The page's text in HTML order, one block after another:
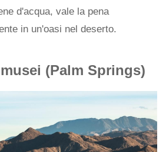
d'acqua, vale la pena
in un'oasi nel deserto.
(Palm Springs)